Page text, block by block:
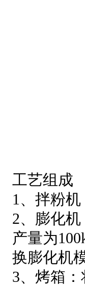
工艺组成
1、拌粉
2、膨化
产量为
换膨化机
3、 烤箱 ：